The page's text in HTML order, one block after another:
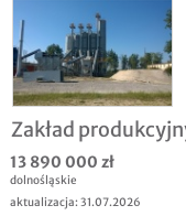
Zakład
13 890 000 zł
dolnośląskie
aktualizacja: 31.07.2026